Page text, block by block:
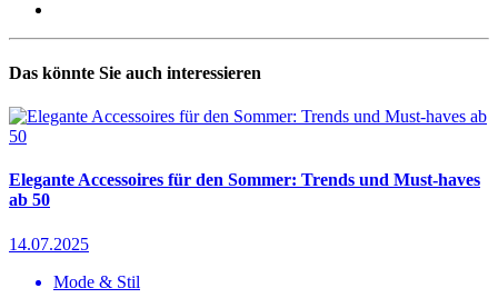
Das könnte Sie auch interessieren
Elegante Accessoires für den Sommer: Trends und Must-haves
ab 50
14.07.2025
Mode & Stil